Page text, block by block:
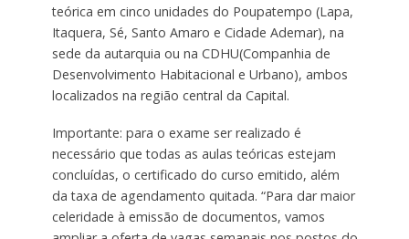
teórica em cinco unidades do Poupatempo (Lapa,
Itaquera, Sé, Santo Amaro e Cidade Ademar), na
sede da autarquia ou na CDHU(Companhia de
Desenvolvimento Habitacional e Urbano), ambos
localizados na região central da Capital.
Importante: para o exame ser realizado é
necessário que todas as aulas teóricas estejam
concluídas, o certificado do curso emitido, além
da taxa de agendamento quitada. “Para dar maior
celeridade à emissão de documentos, vamos